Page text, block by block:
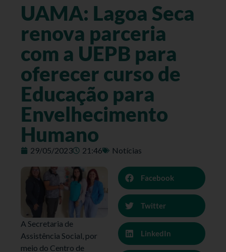
UAMA: Lagoa Seca
renova parceria
com a UEPB para
oferecer curso de
Educação para
Envelhecimento
Humano
29/05/2023 21:46 Notícias
A Secretaria de
Assistência Social, por
meio do Centro de
Facebook
Twitter
LinkedIn